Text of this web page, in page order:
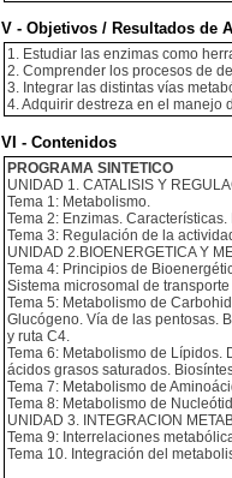
V - Objetivos / Resultados de
1. Estudiar las enzimas como
2. Comprender los procesos de
3. Integrar las distintas vías
4. Adquirir destreza en el manejo
VI - Contenidos
PROGRAMA SINTETICO
UNIDAD 1. CATALISIS Y
Tema 1: Metabolismo.
Tema 2: Enzimas.
Tema 3: Regulación de la
UNIDAD 2.BIOENERGETICA Y
Tema 4: Principios de
Sistema microsomal de
Tema 5: Metabolismo de
Glucógeno. Vía de las pentosas.
y ruta C4.
Tema 6: Metabolismo de Lípidos.
ácidos grasos saturados.
Tema 7: Metabolismo de
Tema 8: Metabolismo de
UNIDAD 3. INTEGRACION
Tema 9: Interrelaciones
Tema 10. Integración del